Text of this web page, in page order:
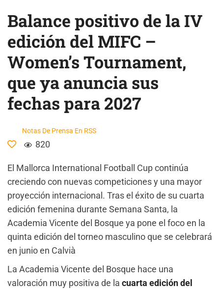
Balance positivo de la IV
edición del MIFC –
Women’s Tournament,
que ya anuncia sus
fechas para 2027
Notas De Prensa En RSS
820
El Mallorca International Football Cup continúa
creciendo con nuevas competiciones y una mayor
proyección internacional. Tras el éxito de su cuarta
edición femenina durante Semana Santa, la
Academia Vicente del Bosque ya pone el foco en la
quinta edición del torneo masculino que se celebrará
en junio en Calvià
La Academia Vicente del Bosque hace una
valoración muy positiva de la cuarta edición del